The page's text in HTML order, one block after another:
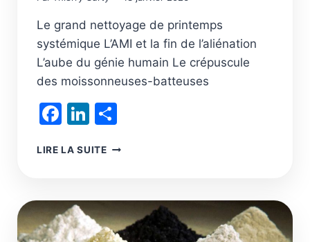
Le grand nettoyage de printemps
systémique L’AMI et la fin de l’aliénation
L’aube du génie humain Le crépuscule
des moissonneuses-batteuses
Facebook
LinkedIn
LIRE LA SUITESTORYBOOKS